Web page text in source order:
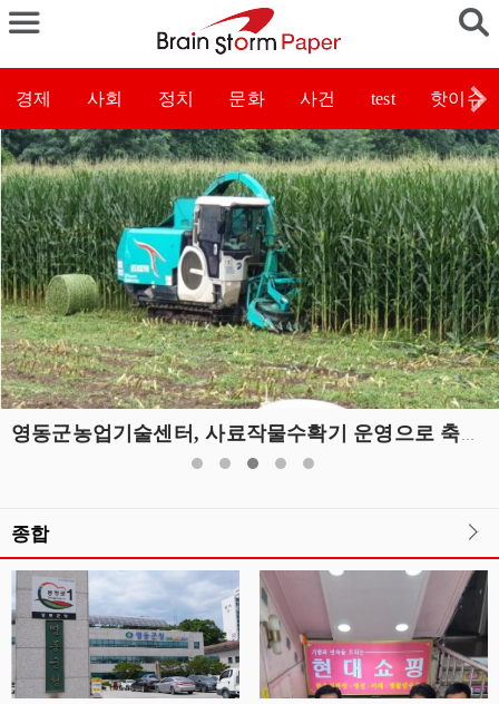
경제 사회 정치 문화 사건 test 핫이슈
영동군농업기술센터, 사료작물수확기 운영으로 축산농가 지원
종합